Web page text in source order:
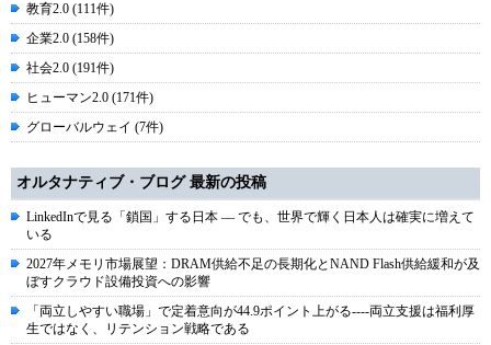
教育2.0 (111件)
企業2.0 (158件)
社会2.0 (191件)
ヒューマン2.0 (171件)
グローバルウェイ (7件)
オルタナティブ・ブログ 最新の投稿
LinkedInで見る「鎖国」する日本 ― でも、世界で輝く日本人は確実に増えて
いる
2027年メモリ市場展望：DRAM供給不足の長期化とNAND Flash供給緩和が及
ぼすクラウド設備投資への影響
「両立しやすい職場」で定着意向が44.9ポイント上がる----両立支援は福利厚
生ではなく、リテンション戦略である